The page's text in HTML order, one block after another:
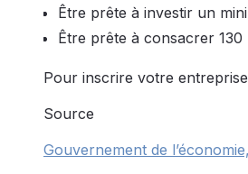
Être prête à investir un
Être prête à consacrer
Pour inscrire votre
Source
Gouvernement de